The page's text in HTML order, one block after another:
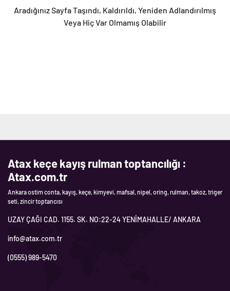
Aradığınız Sayfa Taşındı, Kaldırıldı, Yeniden Adlandırılmış
Veya Hiç Var Olmamış Olabilir
Atax keçe kayış rulman toptancılığı :
Atax.com.tr
Ankara ostim conta, kayış, keçe, kimyevi, mafsal, nipel, oring, rulman, takoz, triger
seti, zincir toptancısı
UZAY ÇAĞI CAD. 1155. SK. NO:22-24 YENİMAHALLE/ ANKARA
info@atax.com.tr
(0555) 989-5470